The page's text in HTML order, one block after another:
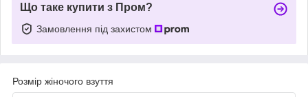
Що таке купити з Пром?
Замовлення під захистом
Розмір жіночого взуття